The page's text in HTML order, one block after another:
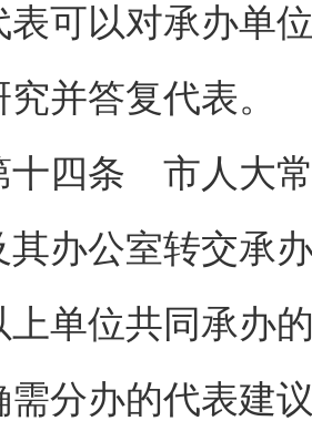
以对承办单位
并答复代表。
条 市人大常
其办公室转交承
上单位共同承办
需分办的代表建